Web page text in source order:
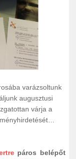
varázsoltunk
augusztusi
várja a
páros belépőt